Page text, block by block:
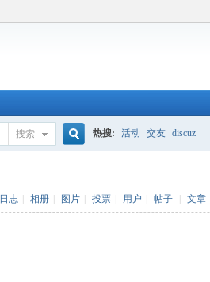
搜索 热搜: 活动 交友 discuz
日志 相册 图片 投票 用户 帖子 文章